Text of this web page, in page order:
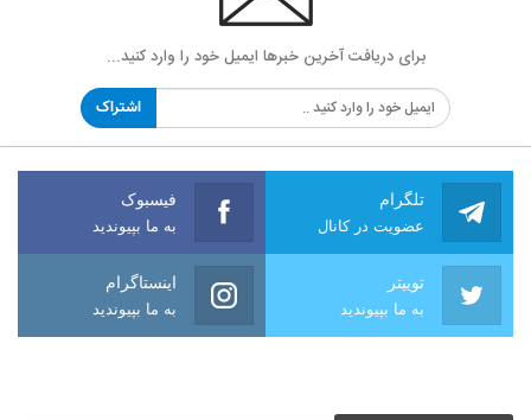
برای دریافت آخرین خبرها ایمیل خود را وارد کنید...
اشتراک
تلگرام
عضویت در کانال
فیسبوک
به ما بپیوندید
توییتر
به ما بپیوندید
اینستاگرام
به ما بپیوندید